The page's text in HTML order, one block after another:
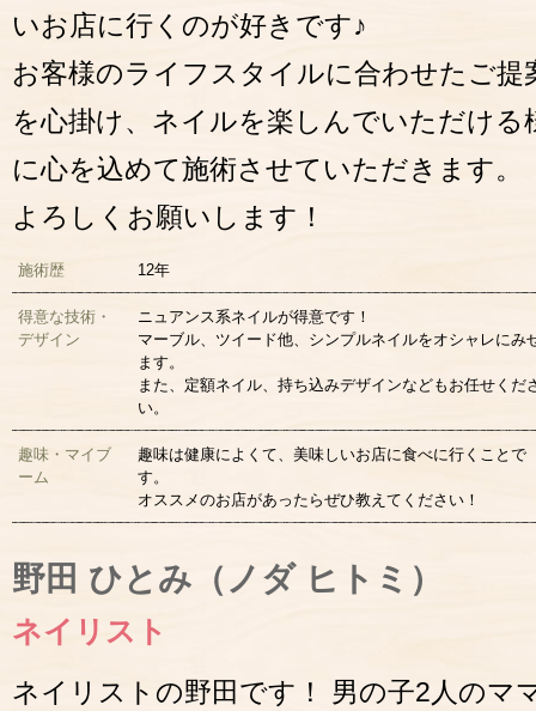
いお店に行くのが好きです♪
お客様のライフスタイルに合わせたご提
を心掛け、ネイルを楽しんでいただける
に心を込めて施術させていただきます。
よろしくお願いします！
施術歴 12年
得意な技術・
デザイン
ニュアンス系ネイルが得意です！
マーブル、ツイード他、シンプルネイルをオシャレにみ
ます。
また、定額ネイル、持ち込みデザインなどもお任せくだ
い。
趣味・マイブ
ーム
趣味は健康によくて、美味しいお店に食べに行くことで
す。
オススメのお店があったらぜひ教えてください！
野田 ひとみ（ノダ ヒトミ）
ネイリスト
ネイリストの野田です！ 男の子2人のマ